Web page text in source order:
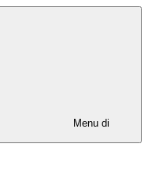
Menu di